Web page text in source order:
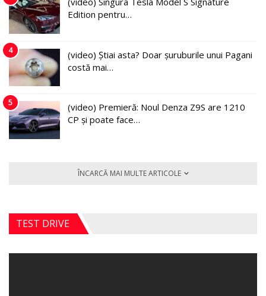
Edition pentru…
4
(video) Știai asta? Doar șuruburile unui Pagani
costă mai…
5
(video) Premieră: Noul Denza Z9S are 1210
CP și poate face…
ÎNCARCĂ MAI MULTE ARTICOLE
TEST DRIVE